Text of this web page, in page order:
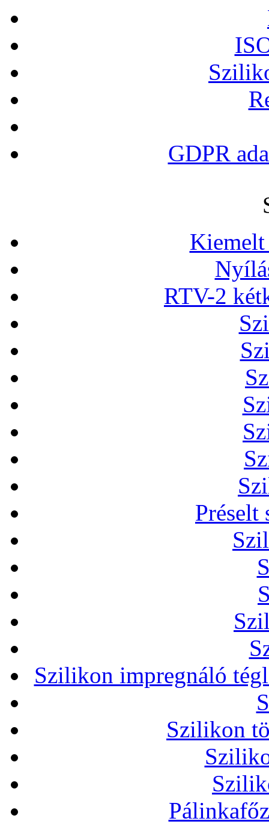
GDPR
RTV-2
Préselt
Szilikon impregnáló
Szilikon